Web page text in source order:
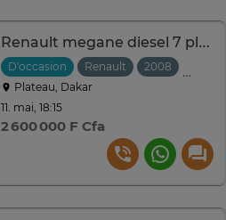
Renault megane diesel 7 place
D'occasion Renault 2008
Plateau, Dakar
11. mai, 18:15
2 600 000 F Cfa